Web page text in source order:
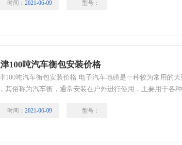
息代码提示功能。
时间： 2021-06-09 型号：
100吨汽车衡包安装价格
100吨汽车衡包安装价格 电子汽车地磅是一种较为常用的大
其俗称为汽车衡，通常安装在户外进行使用，主要用于各
地磅的使用过程中不可避免的产生各种误差，在使用过程中也
时间： 2021-06-09 型号：